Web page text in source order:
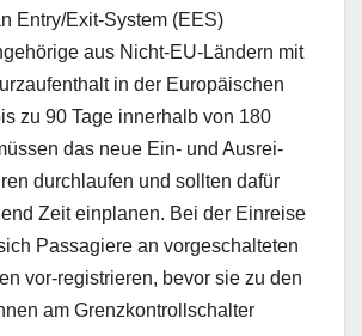
Entry/Ex­it-Sys­tem (EES)
aus Nicht-EU-Län­dern mit
in der Europäis­chen
zu 90 Tage inner­halb von 180
das neue Ein- und Aus­rei­
durch­laufen und soll­ten dafür
Zeit ein­pla­nen. Bei der Ein­reise
Pas­sagiere an vorgeschal­teten
vor-reg­istri­eren, bevor sie zu den
am Gren­zkon­trollschal­ter